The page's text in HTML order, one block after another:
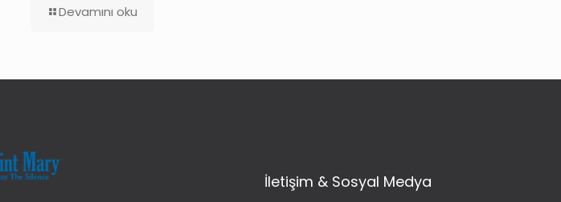
Devamını oku
İletişim & Sosyal Medya